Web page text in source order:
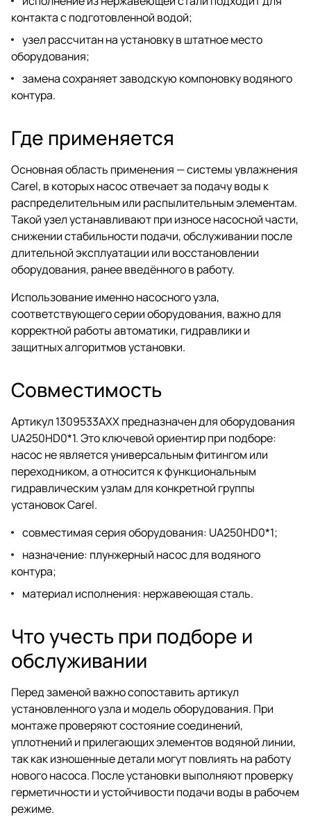
контакта с подготовленной водой;
узел рассчитан на установку в штатное место
оборудования;
замена сохраняет заводскую компоновку водяного
контура.
Где применяется
Основная область применения — системы увлажнения
Carel, в которых насос отвечает за подачу воды к
распределительным или распылительным элементам.
Такой узел устанавливают при износе насосной части,
снижении стабильности подачи, обслуживании после
длительной эксплуатации или восстановлении
оборудования, ранее введённого в работу.
Использование именно насосного узла,
соответствующего серии оборудования, важно для
корректной работы автоматики, гидравлики и
защитных алгоритмов установки.
Совместимость
Артикул 1309533AXX предназначен для оборудования
UA250HD0*1. Это ключевой ориентир при подборе:
насос не является универсальным фитингом или
переходником, а относится к функциональным
гидравлическим узлам для конкретной группы
установок Carel.
совместимая серия оборудования: UA250HD0*1;
назначение: плунжерный насос для водяного
контура;
материал исполнения: нержавеющая сталь.
Что учесть при подборе и
обслуживании
Перед заменой важно сопоставить артикул
установленного узла и модель оборудования. При
монтаже проверяют состояние соединений,
уплотнений и прилегающих элементов водяной линии,
так как изношенные детали могут повлиять на работу
нового насоса. После установки выполняют проверку
герметичности и устойчивости подачи воды в рабочем
режиме.